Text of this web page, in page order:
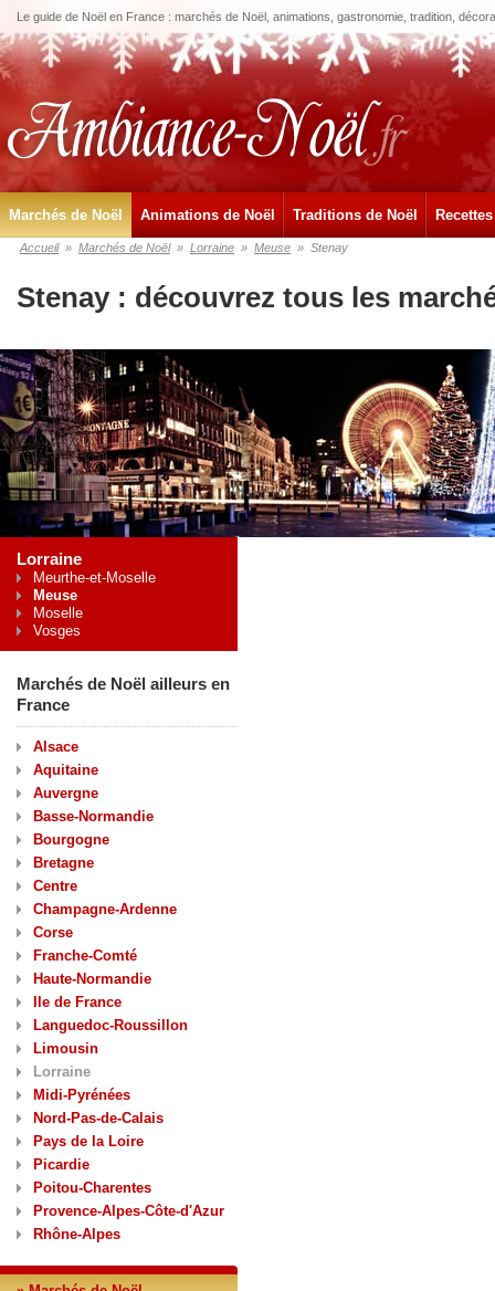
Le guide de Noël en France : marchés de Noël, animations, gastronomie, tradition,
Marchés de Noël Animations de Noël Traditions de Noël
Accueil » Marchés de Noël » Lorraine » Meuse » Stenay
Stenay : découvrez tous les
Lorraine
Meurthe-et-Moselle
Meuse
Moselle
Vosges
Marchés de Noël ailleurs en
France
Alsace
Aquitaine
Auvergne
Basse-Normandie
Bourgogne
Bretagne
Centre
Champagne-Ardenne
Corse
Franche-Comté
Haute-Normandie
Ile de France
Languedoc-Roussillon
Limousin
Lorraine
Midi-Pyrénées
Nord-Pas-de-Calais
Pays de la Loire
Picardie
Poitou-Charentes
Provence-Alpes-Côte-d'Azur
Rhône-Alpes